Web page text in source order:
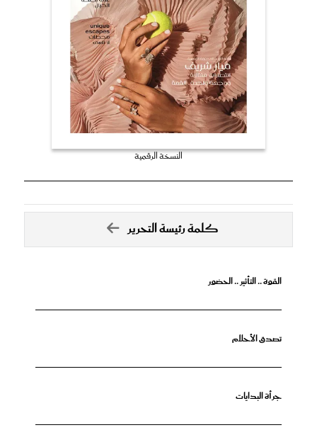
النسخة الرقمية
كلمة رئيسة التحرير
القوة .. التأثير .. الحضور
تصدق الأحلام
جرأة البدايات